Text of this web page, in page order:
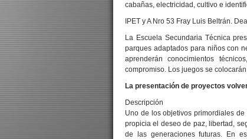
cabañas, electricidad, cultivo e
IPET y A Nro 53 Fray Luis Beltrán.
La Escuela Secundaria Técnica
parques adaptados para niños con
aprenderán conocimientos
compromiso. Los juegos se
La presentación de proyectos
Descripción
Uno de los objetivos primordiales
propicia el deseo de paz, libertad,
de las generaciones futuras. En